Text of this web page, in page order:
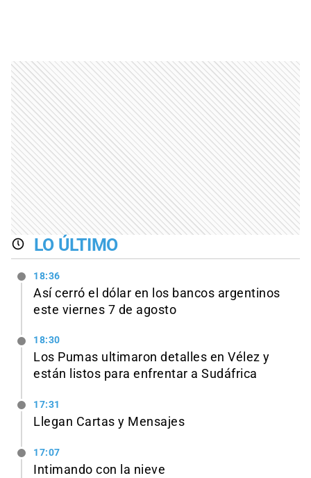
LO ÚLTIMO
18:36
Así cerró el dólar en los bancos argentinos
este viernes 7 de agosto
18:30
Los Pumas ultimaron detalles en Vélez y
están listos para enfrentar a Sudáfrica
17:31
Llegan Cartas y Mensajes
17:07
Intimando con la nieve